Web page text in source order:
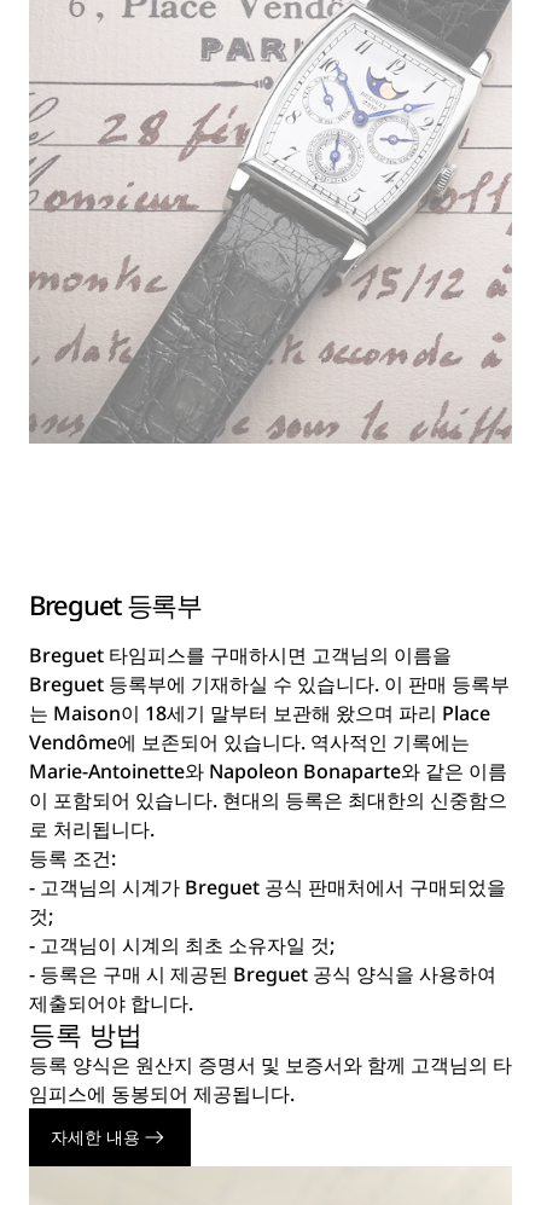
Breguet 등록부
Breguet 타임피스를 구매하시면 고객님의 이름을
Breguet 등록부에 기재하실 수 있습니다. 이 판매 등록부
는 Maison이 18세기 말부터 보관해 왔으며 파리 Place
Vendôme에 보존되어 있습니다. 역사적인 기록에는
Marie-Antoinette와 Napoleon Bonaparte와 같은 이름
이 포함되어 있습니다. 현대의 등록은 최대한의 신중함으
로 처리됩니다.
등록 조건:
- 고객님의 시계가 Breguet 공식 판매처에서 구매되었을
것;
- 고객님이 시계의 최초 소유자일 것;
- 등록은 구매 시 제공된 Breguet 공식 양식을 사용하여
제출되어야 합니다.
등록 방법
등록 양식은 원산지 증명서 및 보증서와 함께 고객님의 타
임피스에 동봉되어 제공됩니다.
자세한 내용